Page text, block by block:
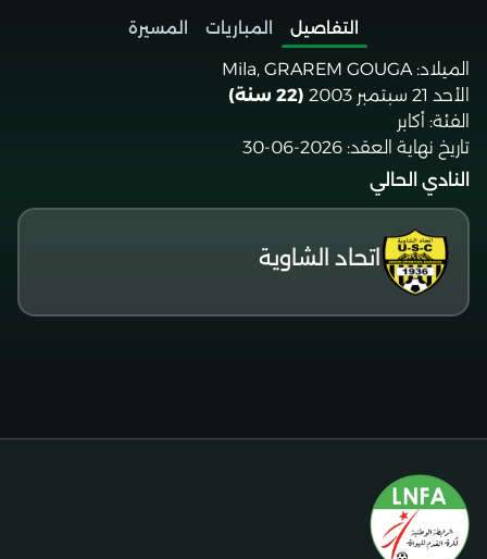
التفاصيل المباريات
المسيرة
الميلاد: Mila, GRAREM GOUGA
الأحد 21 سبتمبر 2003
(22 سنة)
الفئة: أكابر
تاريخ نهاية العقد: 2026-06-30
النادي الحالي
اتحاد الشاوية